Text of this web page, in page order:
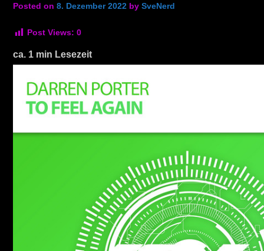
Posted on 8. Dezember 2022 by SveNerd
Post Views: 0
ca. 1 min Lesezeit